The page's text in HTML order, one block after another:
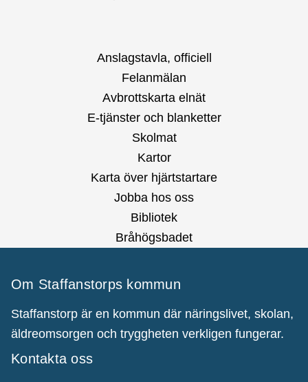
Anslagstavla, officiell
Felanmälan
Avbrottskarta elnät
E-tjänster och blanketter
Skolmat
Kartor
Karta över hjärtstartare
Jobba hos oss
Bibliotek
Bråhögsbadet
Om Staffanstorps kommun
Staffanstorp är en kommun där näringslivet, skolan,
äldreomsorgen och tryggheten verkligen fungerar.
Kontakta oss